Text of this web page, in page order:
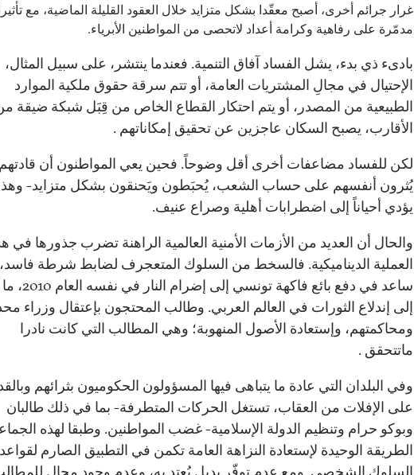
غرار جرائم أخرى، أصبح معقّدا بشكل متزايد خلال العقود القليلة الماضية، مع
مدمّرة على رفاهية وكرامة أعداد لاتحصى من المواطنين الأبرياء.
بادىء ذي بدء، يشل الفساد آفاق التنمية. فعندما ينتشر، على سبيل المثال،
الإحتيال في مجالِ المشتريات العامة، أو تتم سرقة حقوق ملكية الموارد
الطبيعية من المصدر، أو يتم احتكار القطاع الخاص من قِبَل شبكة ضيقة
الأقارب، يصبح السكان عاجزين عن تحقيق إمكاناتهم .
لكن للفساد مضاعفات أخرى أقل وضوحاً. فحين يعي المواطنون أن قادتهم
يُثرون أنفسهم على حساب الشعب، يُحبَطون ويَحنقون بشكل متزايد-
يؤدي أحياناً إلى اضطرابات أهلية وصراع عنيف.
والحال أن العديد من الأزمات الأمنية العالمية الراهنة تضرب جذورها في
العملية الديناميكية. فالسخط من السلوك المتعجرف لضابط شرطة فاسد،
ساعد في دفع بائع فاكهة تونسي
إلى إندلاع الثورات في العالم العربي. وطالب المحتجون بإعتقال وزراء
ومحاكمتهم، وإستعادة الأصول المنهوبة؛ وهي المطالب التي كانت نادرا
ماتتحقق .
وفي البلدان التي عادة ما يتباهى فيها المسؤولون الحكوميون بثرائهم
على الإفلات من العقاب، تستغل الحركات المتطرفة- بما في ذلك طالبان
وبوكو حرام وتنظيم الدولة الإسلامية- غضب المواطنين. وطبقا لهذه
الطريقة الوحيدة لإستعادة النزاهة العامة تكمن في التطبيق الصارم لقواعد